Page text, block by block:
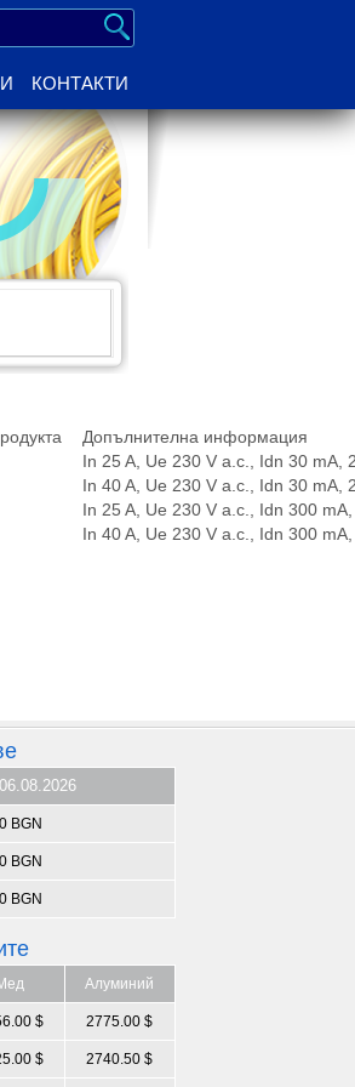
КОНТАКТИ
Допълнителна информация
In 25 A, Ue 230 V a.c., Idn 30 mA,
In 40 A, Ue 230 V a.c., Idn 30 mA,
In 25 A, Ue 230 V a.c., Idn 300
In 40 A, Ue 230 V a.c., Idn 300
BGN
BGN
BGN
Алуминий
$ 2775.00 $
$ 2740.50 $